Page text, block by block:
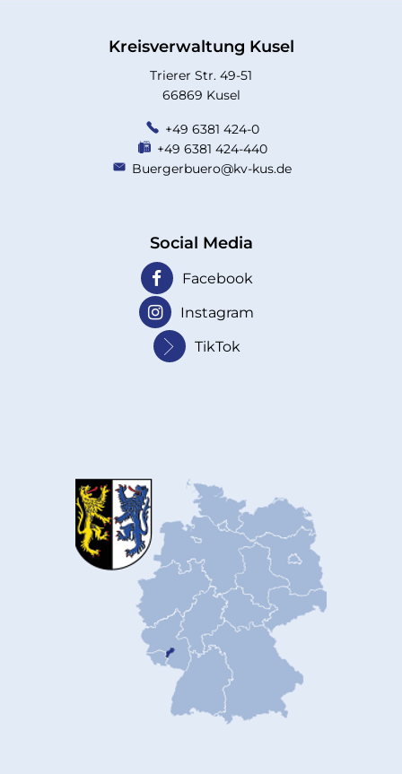
Kreisverwaltung Kusel
Trierer Str. 49-51
66869 Kusel
+49 6381 424-0
+49 6381 424-440
Buergerbuero@kv-kus.de
Social Media
Facebook
Instagram
TikTok